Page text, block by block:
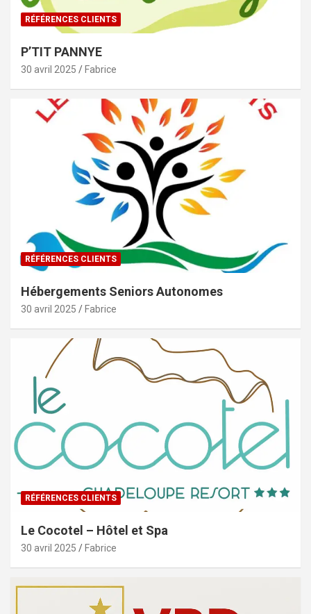
RÉFÉRENCES CLIENTS
P’TIT PANNYE
30 avril 2025 Fabrice
RÉFÉRENCES CLIENTS
Hébergements Seniors Autonomes
30 avril 2025 Fabrice
RÉFÉRENCES CLIENTS
Le Cocotel – Hôtel et Spa
30 avril 2025 Fabrice